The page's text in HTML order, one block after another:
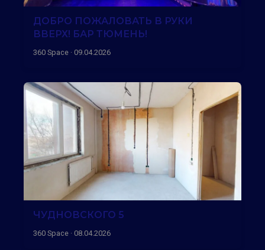
ДОБРО ПОЖАЛОВАТЬ В РУКИ
ВВЕРХ! БАР ТЮМЕНЬ!
360 Space · 09.04.2026
ЧУДНОВСКОГО 5
360 Space · 08.04.2026